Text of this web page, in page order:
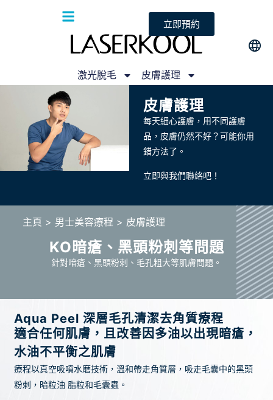
立即預約
激光脫毛 皮膚護理
皮膚護理
每天細心護膚，用不同護膚
品，皮膚仍然不好？可能你用
錯方法了。
立即與我們聯絡吧！
主頁 > 男士美容療程 > 皮膚護理
KO暗瘡、黑頭粉刺等問題
針對喑瘡、黑頭粉刺、毛孔粗大等肌膚問題。
Aqua Peel 深層毛孔清潔去角質療程
適合任何肌膚，且改善因多油以出現暗瘡，
水油不平衡之肌膚
療程以真空吸噴水磨技術，溫和帶走角質層，吸走毛囊中的黑頭
粉刺，暗粒油 脂粒和毛囊蟲。